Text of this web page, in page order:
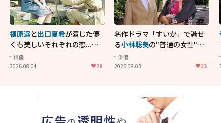
福原遥と出口夏希が演じた儚
くも美しいそれぞれの恋...生
きることの尊さを教えてくれ
た映画「あの花が咲く丘で、
俳優
2026.08.04
29
名作ドラマ「すいか」で魅せ
る小林聡美の"普通の女性"が
大人に刺さる...映画「かもめ
食堂」にも通じる静かな芝居
俳優
2026.08.03
23